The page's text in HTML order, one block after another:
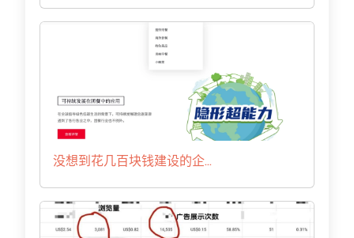
没想到花几百块钱建设的企...